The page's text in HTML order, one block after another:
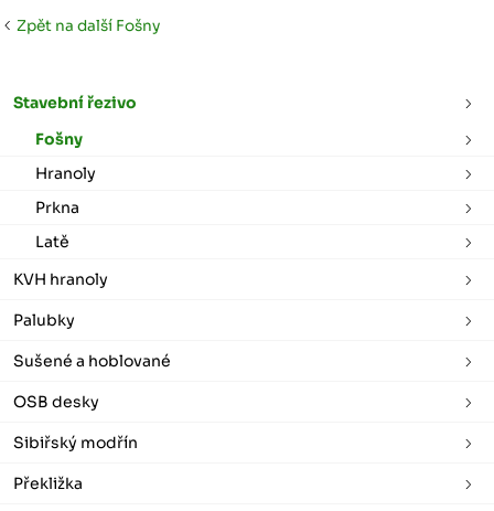
Zpět na další Fošny
Stavební řezivo
Fošny
Hranoly
Prkna
Latě
KVH hranoly
Palubky
Sušené a hoblované
OSB desky
Sibiřský modřín
Překližka